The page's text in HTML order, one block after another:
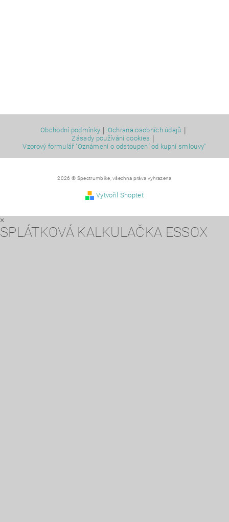
Obchodní podmínky | Ochrana osobních údajů |
Zásady používání cookies |
Vzorový formulář "Oznámení o odstoupení od kupní smlouvy"
2026 © Spectrumbike, všechna práva vyhrazena
Vytvořil Shoptet
×
SPLÁTKOVÁ KALKULAČKA ESSOX